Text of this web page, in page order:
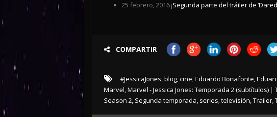
25 febrero, 2016¡Segunda parte del tráiler de
COMPARTIR
#JessicaJones,blog,cine,Eduardo Bonafonte,
Marvel,Marvel - Jessica Jones: Temporada 2 (subtítulos) |
Season 2, Segunda temporada, series,televisión,Trailer,